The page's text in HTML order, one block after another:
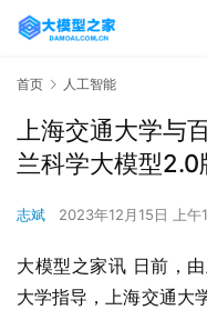
首页 人工智能
上海交通大学与
兰科学大模型2.0
志斌 2023年12月15日 上午
大模型之家讯 日前，
大学指导，上海交通大